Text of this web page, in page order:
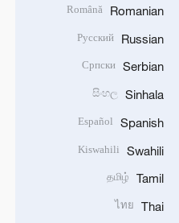
Romanian
Română
Russian
Русский
Serbian
Српски
Sinhala
සිංහල
Spanish
Español
Swahili
Kiswahili
Tamil
தமிழ்
Thai
ไทย